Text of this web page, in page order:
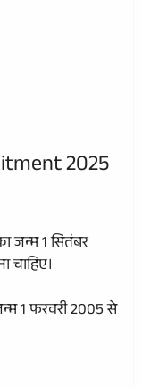
2025
जन्म 1 सितंबर
1 फरवरी 2005 से